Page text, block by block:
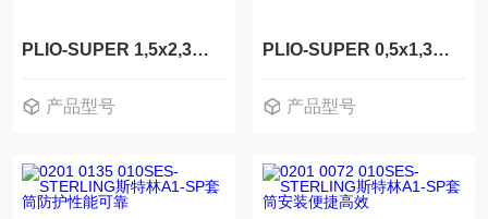
PLIO-SUPER 1,5x2,3斯特林SES-STERLINGPVC隔热套管低温韧性
产品型号
PLIO-SUPER 0,5x1,3斯特林SES-STERLINGPVC隔热套管
产品型号